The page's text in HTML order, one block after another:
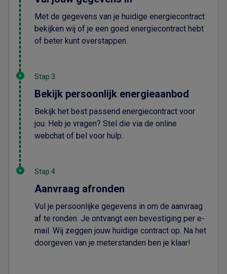
Met de gegevens van je huidige energiecontract
bekijken wij of je een goed energiecontract hebt
of beter kunt overstappen.
Stap 3
Bekijk persoonlijk energieaanbod
Bekijk het best passend energiecontract voor
jou. Heb je vragen? Stel die via de online
webchat of bel voor hulp.
Stap 4
Aanvraag afronden
Vul je persoonlijke gegevens in om de aanvraag
af te ronden. Je ontvangt een bevestiging per e-
mail. Wij zeggen jouw huidige contract op. Na het
doorgeven van je meterstanden ben je klaar!